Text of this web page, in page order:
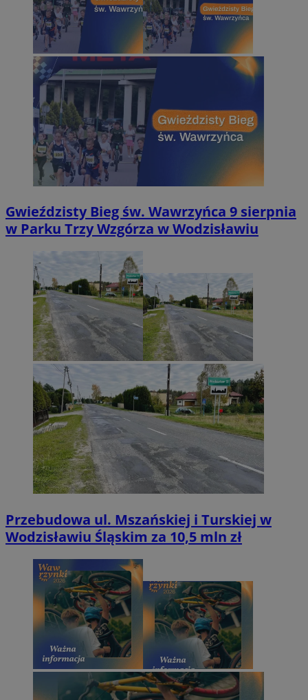
Gwieździsty Bieg św. Wawrzyńca 9 sierpnia
w Parku Trzy Wzgórza w Wodzisławiu
Przebudowa ul. Mszańskiej i Turskiej w
Wodzisławiu Śląskim za 10,5 mln zł